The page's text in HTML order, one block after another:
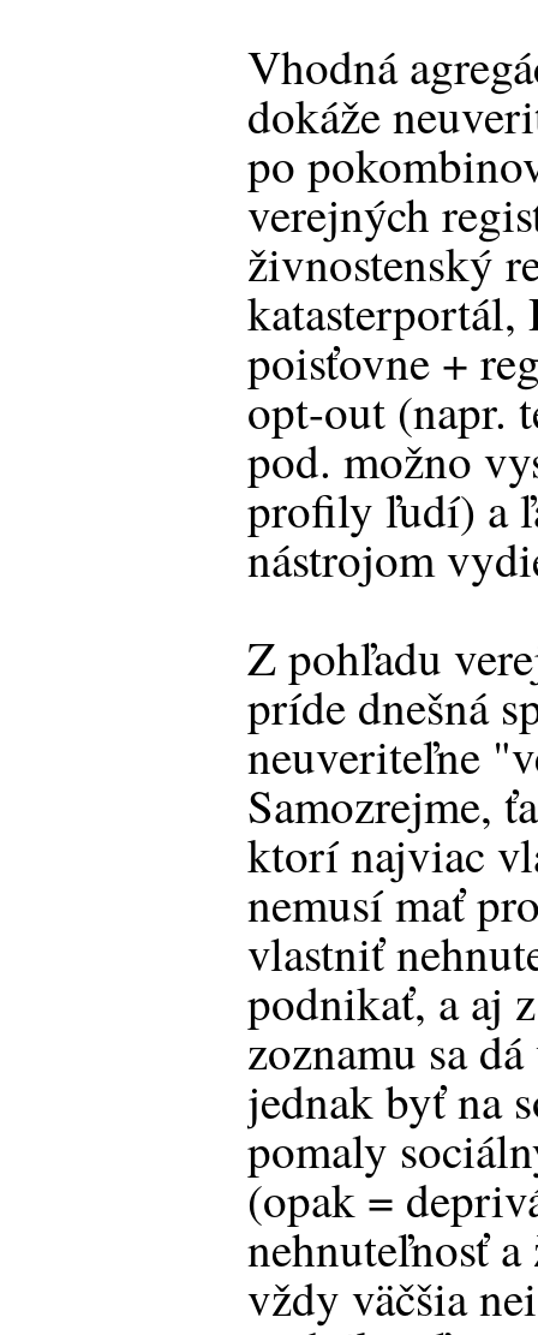
Vhodná
dokáže
po
verejných
živnostenský
poisťovne +
opt-out (napr.
pod. možno
profily ľudí) a
nástrojom
Z pohľadu
príde dnešná
neuveriteľne
Samozrejme,
ktorí najviac
nemusí mať
vlastniť
podnikať, a aj
zoznamu sa
jednak byť na
pomaly
(opak =
nehnuteľnosť
vždy väčšia